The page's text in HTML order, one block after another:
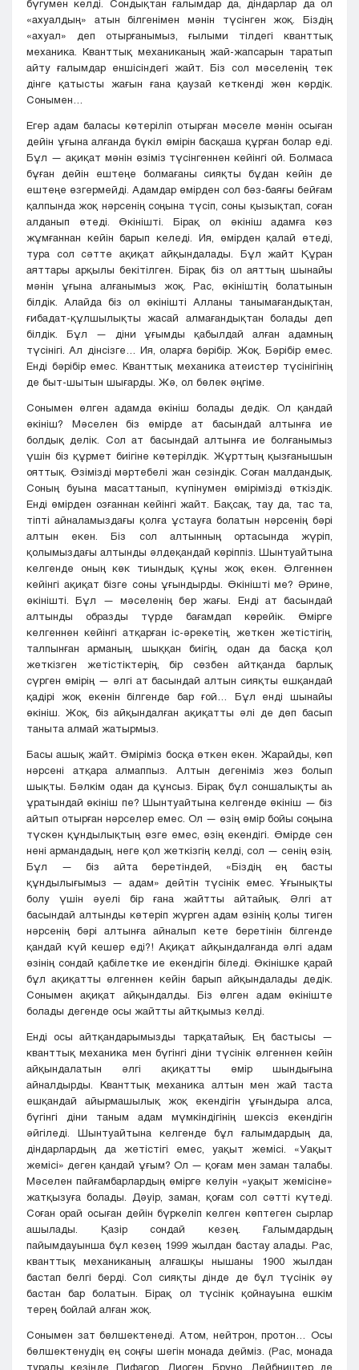
бүгумен келді. Сондықтан ғалымдар да, діндарлар да ол
«ахуалдың» атын білгенімен мәнін түсінген жоқ. Біздің
«ахуал» деп отырғанымыз, ғылыми тілдегі кванттық
механика. Кванттық механиканың жай-жапсарын таратып
айту ғалымдар еншісіндегі жайт. Біз сол мәселенің тек
дінге қатысты жағын ғана қаузай кеткенді жөн көрдік.
Сонымен…
Егер адам баласы көтеріліп отырған мәселе мәнін осыған
дейін ұғына алғанда бүкіл өмірін басқаша құрған болар еді.
Бұл — ақиқат мәнін өзіміз түсінгеннен кейінгі ой. Болмаса
бұған дейін ештеңе болмағаны сияқты бұдан кейін де
ештеңе өзгермейді. Адамдар өмірден сол бәз-баяғы бейғам
қалпында жоқ нәрсенің соңына түсіп, соны қызықтап, соған
алданып өтеді. Өкінішті. Бірақ ол өкініш адамға көз
жұмғаннан кейін барып келеді. Ия, өмірден қалай өтеді,
тура сол сәтте ақиқат айқындалады. Бұл жайт Құран
аяттары арқылы бекітілген. Бірақ біз ол аяттың шынайы
мәнін ұғына алғанымыз жоқ. Рас, өкініштің болатынын
білдік. Алайда біз ол өкінішті Алланы танымағандықтан,
ғибадат-құлшылықты жасай алмағандықтан болады деп
білдік. Бұл — діни ұғымды қабылдай алған адамның
түсінігі. Ал дінсізге… Ия, оларға бәрібір. Жоқ. Бәрібір емес.
Енді бәрібір емес. Кванттық механика атеистер түсінігінің
де быт-шытын шығарды. Жә, ол бөлек әңгіме.
Сонымен өлген адамда өкініш болады дедік. Ол қандай
өкініш? Мәселен біз өмірде ат басындай алтынға ие
болдық делік. Сол ат басындай алтынға ие болғанымыз
үшін біз құрмет биігіне көтерілдік. Жұрттың қызғанышын
ояттық. Өзімізді мәртебелі жан сезіндік. Соған малдандық.
Соның буына масаттанып, күпінумен өмірімізді өткіздік.
Енді өмірден озғаннан кейінгі жайт. Бақсақ, тау да, тас та,
тіпті айналамыздағы қолға ұстауға болатын нәрсенің бәрі
алтын екен. Біз сол алтынның ортасында жүріп,
қолымыздағы алтынды әлдеқандай көріппіз. Шынтуайтына
келгенде оның көк тиындық құны жоқ екен. Өлгеннен
кейінгі ақиқат бізге соны ұғындырды. Өкінішті ме? Әрине,
өкінішті. Бұл — мәселенің бер жағы. Енді ат басындай
алтынды образды түрде бағамдап көрейік. Өмірге
келгеннен кейінгі атқарған іс-әрекетің, жеткен жетістігің,
талпынған арманың, шыққан биігің, одан да басқа қол
жеткізген жетістіктерің, бір сөзбен айтқанда барлық
сүрген өмірің — әлгі ат басындай алтын сияқты ешқандай
қадірі жоқ екенін білгенде бар ғой… Бұл енді шынайы
өкініш. Жоқ, біз айқындалған ақиқатты әлі де дөп басып
таныта алмай жатырмыз.
Басы ашық жайт. Өміріміз босқа өткен екен. Жарайды, көп
нәрсені атқара алмаппыз. Алтын дегеніміз жез болып
шықты. Бәлкім одан да құнсыз. Бірақ бұл соншалықты аһ
ұратындай өкініш пе? Шынтуайтына келгенде өкініш — біз
айтып отырған нәрселер емес. Ол — өзің өмір бойы соңына
түскен құндылықтың өзге емес, өзің екендігі. Өмірде сен
нені армандадың, неге қол жеткізгің келді, сол — сенің өзің.
Бұл — біз айта беретіндей, «Біздің ең басты
құндылығымыз — адам» дейтін түсінік емес. Ұғынықты
болу үшін әуелі бір ғана жайтты айтайық. Әлгі ат
басындай алтынды көтеріп жүрген адам өзінің қолы тиген
нәрсенің бәрі алтынға айналып кете беретінін білгенде
қандай күй кешер еді?! Ақиқат айқындалғанда әлгі адам
өзінің сондай қабілетке ие екендігін біледі. Өкінішке қарай
бұл ақиқатты өлгеннен кейін барып айқындалады дедік.
Сонымен ақиқат айқындалды. Біз өлген адам өкініште
болады дегенде осы жайтты айтқымыз келді.
Енді осы айтқандарымызды тарқатайық. Ең бастысы —
кванттық механика мен бүгінгі діни түсінік өлгеннен кейін
айқындалатын әлгі ақиқатты өмір шындығына
айналдырды. Кванттық механика алтын мен жай таста
ешқандай айырмашылық жоқ екендігін ұғындыра алса,
бүгінгі діни таным адам мүмкіндігінің шексіз екендігін
әйгіледі. Шынтуайтына келгенде бұл ғалымдардың да,
діндарлардың да жетістігі емес, уақыт жемісі. «Уақыт
жемісі» деген қандай ұғым? Ол — қоғам мен заман талабы.
Мәселен пайғамбарлардың өмірге келуін «уақыт жемісіне»
жатқызуға болады. Дәуір, заман, қоғам сол сәтті күтеді.
Соған орай осыған дейін бүркеліп келген көптеген сырлар
ашылады. Қазір сондай кезең. Ғалымдардың
пайымдауынша бұл кезең 1999 жылдан бастау алады. Рас,
кванттық механиканың алғашқы нышаны 1900 жылдан
бастап белгі берді. Сол сияқты дінде де бұл түсінік әу
бастан бар болатын. Бірақ ол түсінік қойнауына ешкім
терең бойлай алған жоқ.
Сонымен зат бөлшектенеді. Атом, нейтрон, протон… Осы
бөлшектенудің ең соңғы шегін монада дейміз. (Рас, монада
туралы кезінде Пифагор, Диоген, Бруно, Лейбництер де